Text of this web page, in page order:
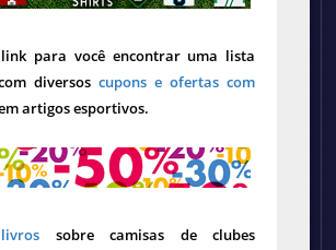
para você encontrar uma lista
diversos cupons e ofertas com
artigos esportivos.
livros sobre camisas de clubes